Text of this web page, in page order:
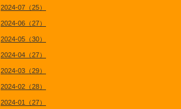
2024-07（25）
2024-06（27）
2024-05（30）
2024-04（27）
2024-03（29）
2024-02（28）
2024-01（27）